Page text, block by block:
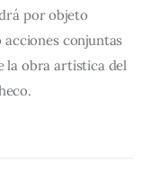
por objeto
acciones conjuntas
la obra artística del